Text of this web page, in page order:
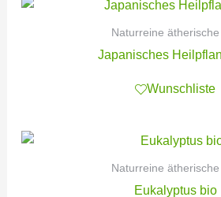
Naturreine ätherische
Japanisches
Wunschliste
Naturreine ätherische
Eukalyptus bio